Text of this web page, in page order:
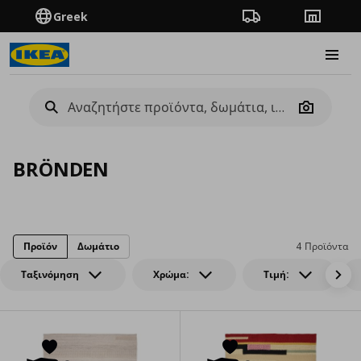
Greek Πορεία παραγγελίας
Camera
BRÖNDEN
Ταξινόμηση Χρώμα: Τιμή:
4 Προϊόντα
Προϊόν Δωμάτιο